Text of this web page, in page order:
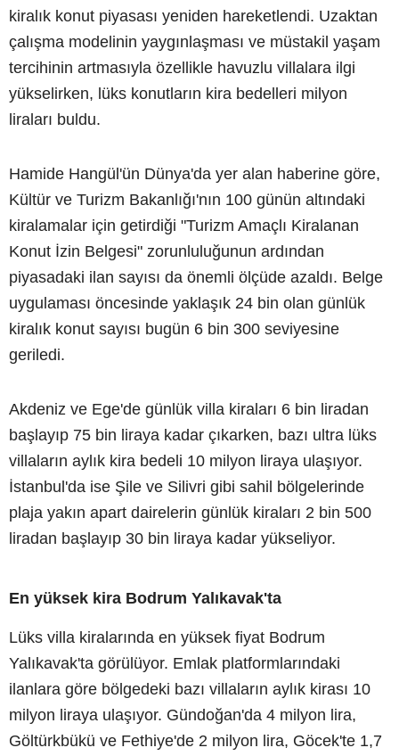
kiralık konut piyasası yeniden hareketlendi. Uzaktan
çalışma modelinin yaygınlaşması ve müstakil yaşam
tercihinin artmasıyla özellikle havuzlu villalara ilgi
yükselirken, lüks konutların kira bedelleri milyon
liraları buldu.
Hamide Hangül'ün Dünya'da yer alan haberine göre,
Kültür ve Turizm Bakanlığı'nın 100 günün altındaki
kiralamalar için getirdiği "Turizm Amaçlı Kiralanan
Konut İzin Belgesi" zorunluluğunun ardından
piyasadaki ilan sayısı da önemli ölçüde azaldı. Belge
uygulaması öncesinde yaklaşık 24 bin olan günlük
kiralık konut sayısı bugün 6 bin 300 seviyesine
geriledi.
Akdeniz ve Ege'de günlük villa kiraları 6 bin liradan
başlayıp 75 bin liraya kadar çıkarken, bazı ultra lüks
villaların aylık kira bedeli 10 milyon liraya ulaşıyor.
İstanbul'da ise Şile ve Silivri gibi sahil bölgelerinde
plaja yakın apart dairelerin günlük kiraları 2 bin 500
liradan başlayıp 30 bin liraya kadar yükseliyor.
En yüksek kira Bodrum Yalıkavak'ta
Lüks villa kiralarında en yüksek fiyat Bodrum
Yalıkavak'ta görülüyor. Emlak platformlarındaki
ilanlara göre bölgedeki bazı villaların aylık kirası 10
milyon liraya ulaşıyor. Gündoğan'da 4 milyon lira,
Göltürkbükü ve Fethiye'de 2 milyon lira, Göcek'te 1,7